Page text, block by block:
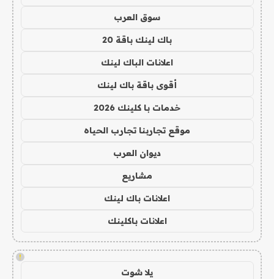
سوق العرب
باك لينك باقة 20
اعلانات الباك لينك
أقوى باقة باك لينك
خدمات با كلينك 2026
موقع تجاربنا تجارب الحياه
ديوان العرب
مشاريع
اعلانات باك لينك
اعلانات باكلينك
!
يلا شوت